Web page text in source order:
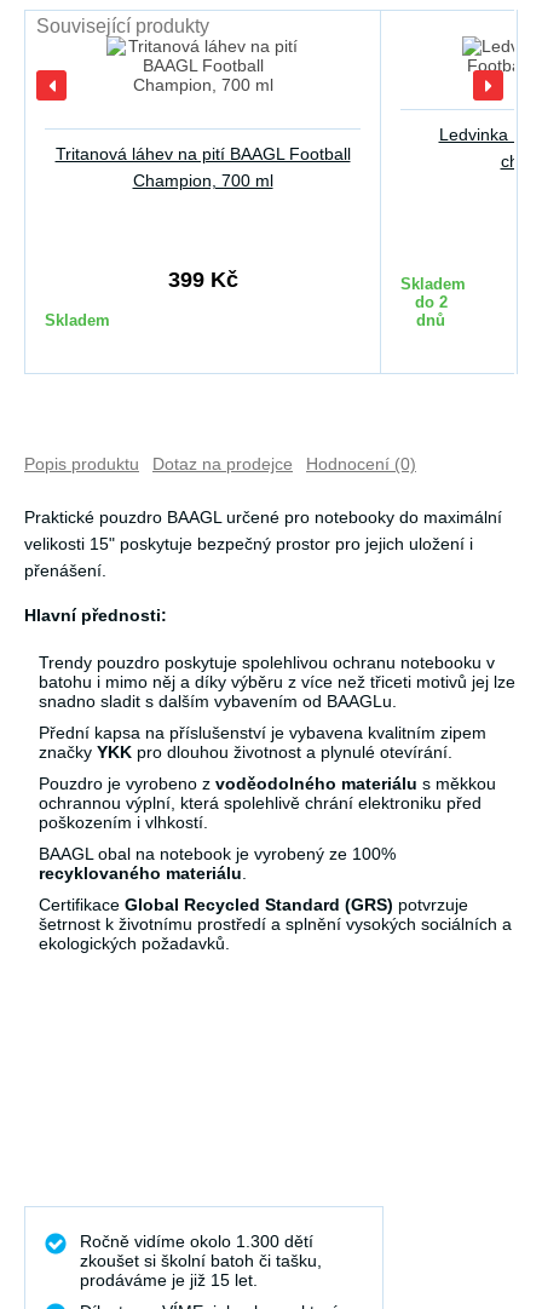
Související produkty
Tritanová láhev na pití BAAGL Football
Champion, 700 ml
399 Kč
Skladem
Ledvinka
Skladem
do 2
dnů
Popis produktu Dotaz na prodejce Hodnocení (0)
Praktické pouzdro BAAGL určené pro notebooky do maximální
velikosti 15" poskytuje bezpečný prostor pro jejich uložení i
přenášení.
Hlavní přednosti:
Trendy pouzdro poskytuje spolehlivou ochranu notebooku v
batohu i mimo něj a díky výběru z více než třiceti motivů jej lze
snadno sladit s dalším vybavením od BAAGLu.
Přední kapsa na příslušenství je vybavena kvalitním zipem
značky YKK pro dlouhou životnost a plynulé otevírání.
Pouzdro je vyrobeno z voděodolného materiálu s měkkou
ochrannou výplní, která spolehlivě chrání elektroniku před
poškozením i vlhkostí.
BAAGL obal na notebook je vyrobený ze 100%
recyklovaného materiálu.
Certifikace Global Recycled Standard (GRS) potvrzuje
šetrnost k životnímu prostředí a splnění vysokých sociálních a
ekologických požadavků.
Ročně vidíme okolo 1.300 dětí
zkoušet si školní batoh či tašku,
prodáváme je již 15 let.